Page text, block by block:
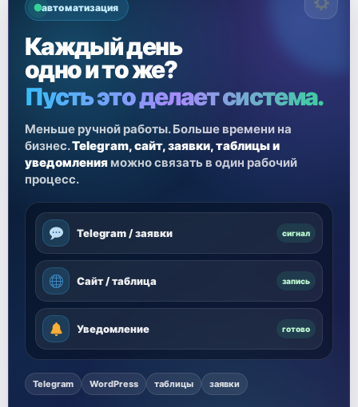
автоматизация
Каждый день
одно и то же?
Пусть это делает система.
Меньше ручной работы. Больше времени на
бизнес.Telegram, сайт, заявки, таблицы и
уведомления можно связать в один рабочий
процесс.
Telegram / заявки сигнал
Сайт / таблица запись
Уведомление готово
Telegram WordPress таблицы заявки